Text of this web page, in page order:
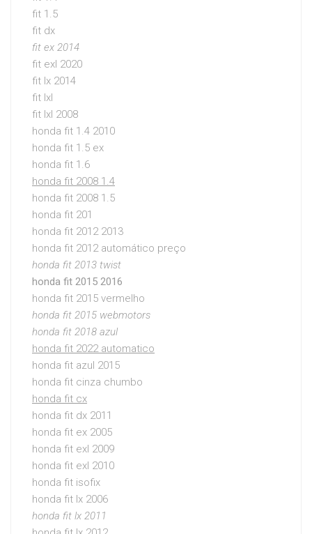
fit 1.5
fit dx
fit ex 2014
fit exl 2020
fit lx 2014
fit lxl
fit lxl 2008
honda fit 1.4 2010
honda fit 1.5 ex
honda fit 1.6
honda fit 2008 1.4
honda fit 2008 1.5
honda fit 201
honda fit 2012 2013
honda fit 2012 automático preço
honda fit 2013 twist
honda fit 2015 2016
honda fit 2015 vermelho
honda fit 2015 webmotors
honda fit 2018 azul
honda fit 2022 automatico
honda fit azul 2015
honda fit cinza chumbo
honda fit cx
honda fit dx 2011
honda fit ex 2005
honda fit exl 2009
honda fit exl 2010
honda fit isofix
honda fit lx 2006
honda fit lx 2011